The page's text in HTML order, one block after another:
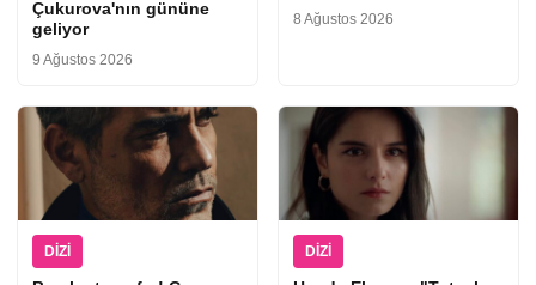
Çukurova'nın gününe
geliyor
9 Ağustos 2026
8 Ağustos 2026
DIZI DIZI